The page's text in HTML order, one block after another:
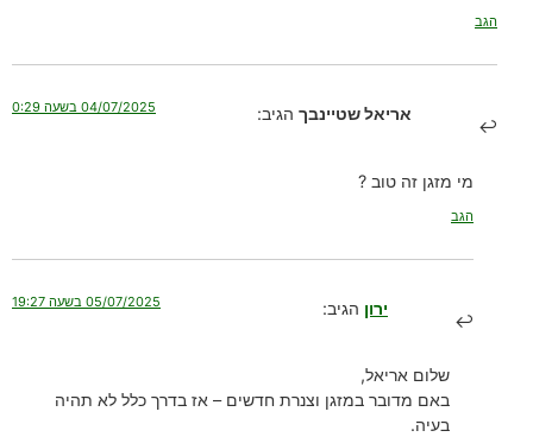
הגב
אריאל שטיינבך הגיב: 04/07/2025 בשעה 0:29
מי מזגן זה טוב ?
הגב
ירון הגיב: 05/07/2025 בשעה 19:27
שלום אריאל,
באם מדובר במזגן וצנרת חדשים – אז בדרך כלל לא תהיה
בעיה.